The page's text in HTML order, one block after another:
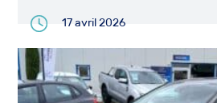
17 avril 2026